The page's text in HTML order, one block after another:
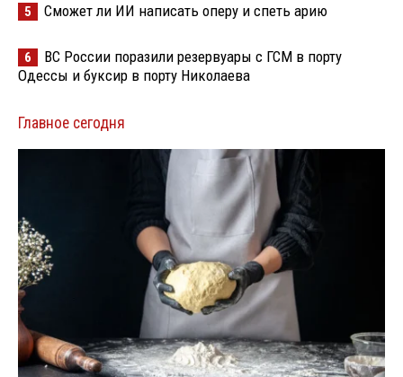
5 Сможет ли ИИ написать оперу и спеть арию
6
ВС России поразили резервуары с ГСМ в порту
Одессы и буксир в порту Николаева
Главное сегодня